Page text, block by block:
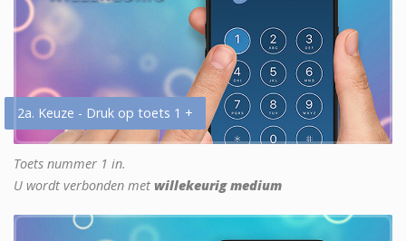
2a. Keuze - Druk op toets 1 +
Toets nummer 1 in.
U wordt verbonden met willekeurig medium